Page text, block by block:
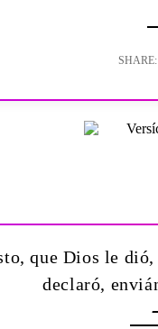
que Dios le
declaró,